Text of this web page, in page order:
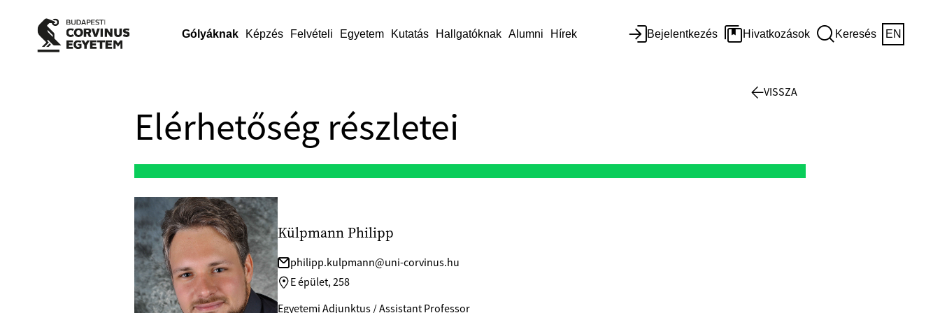
Gólyáknak Képzés Felvételi Egyetem Kutatás Hallgatóknak Alumni Hírek Bejelentkezés Hivatkozások Keresés EN
Elérhetőség részletei
Külpmann Philipp
philipp.kulpmann@uni-corvinus.hu
E épület, 258
Egyetemi Adjunktus / Assistant Professor
VISSZA